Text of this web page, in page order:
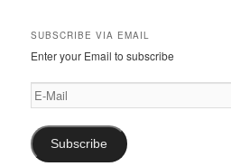
SUBSCRIBE VIA EMAIL
Enter your Email to subscribe
E-
Mail
Subscribe